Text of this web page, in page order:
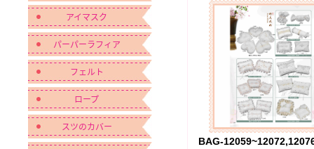
アイマスク
パーパーラフィア
フェルト
ロープ
スツのカバー